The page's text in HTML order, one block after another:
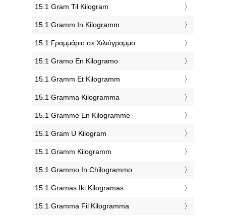
‎15.1 Gram Til Kilogram
‎15.1 Gramm In Kilogramm
‎15.1 Γραμμάριο σε Χιλιόγραμμο
‎15.1 Gramo En Kilogramo
‎15.1 Gramm Et Kilogramm
‎15.1 Gramma Kilogramma
‎15.1 Gramme En Kilogramme
‎15.1 Gram U Kilogram
‎15.1 Gramm Kilogramm
‎15.1 Grammo In Chilogrammo
‎15.1 Gramas Iki Kilogramas
‎15.1 Gramma Fil Kilogramma